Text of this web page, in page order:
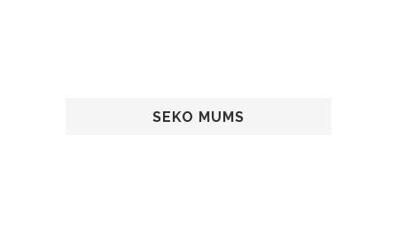
SEKO MUMS